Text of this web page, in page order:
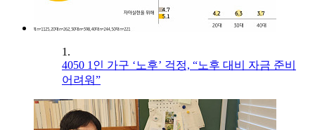
1.
4050 1인 가구 ‘노후’ 걱정, “노후 대비 자금 준비
어려워”